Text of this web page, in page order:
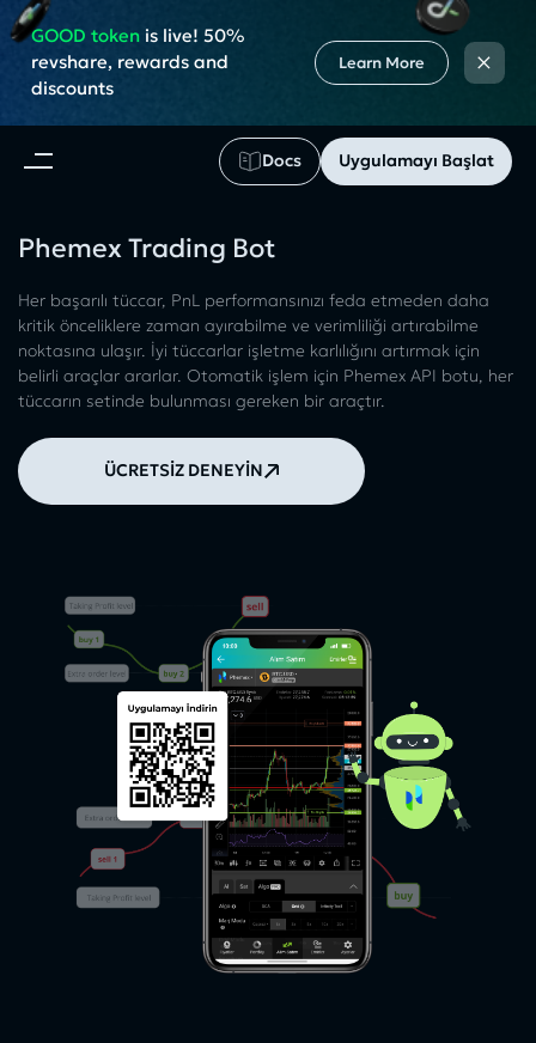
Docs Uygulamayı Başlat
GOOD tokenis live! 50%
revshare, rewards and
discounts
Learn More ×
Phemex Trading Bot
Her başarılı tüccar, PnL performansınızı feda etmeden daha
kritik önceliklere zaman ayırabilme ve verimliliği artırabilme
noktasına ulaşır. İyi tüccarlar işletme karlılığını artırmak için
belirli araçlar ararlar. Otomatik işlem için Phemex API botu, her
tüccarın setinde bulunması gereken bir araçtır.
ÜCRETSİZ DENEYİN